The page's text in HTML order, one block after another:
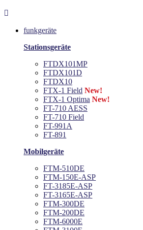

funkgeräte
Stationsgeräte
FTDX101MP
FTDX101D
FTDX10
FTX-1 Field New!
FTX-1 Optima New!
FT-710 AESS
FT-710 Field
FT-991A
FT-891
Mobilgeräte
FTM-510DE
FTM-150E-ASP
FT-3185E-ASP
FT-3165E-ASP
FTM-300DE
FTM-200DE
FTM-6000E